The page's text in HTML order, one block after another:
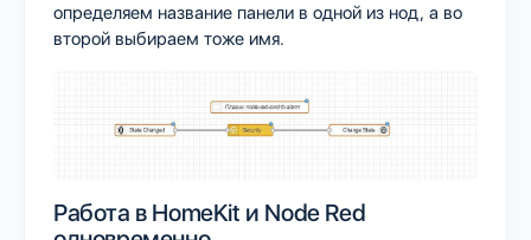
определяем название панели в одной из нод, а во
второй выбираем тоже имя.
Работа в HomeKit и Node Red